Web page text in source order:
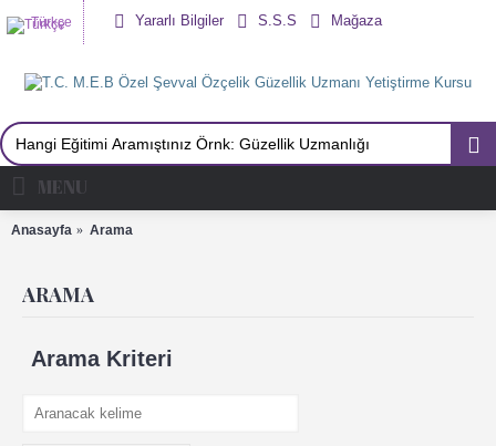
Türkçe Yararlı Bilgiler S.S.S Mağaza
MENU
Anasayfa Arama
ARAMA
Arama Kriteri